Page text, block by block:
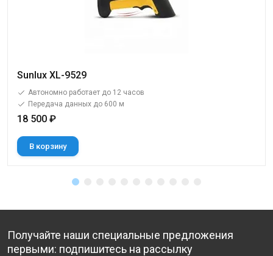
Sunlux XL-9529
Автономно работает до 12 часов
Передача данных до 600 м
18 500 ₽
В корзину
Получайте наши специальные предложения
первыми: подпишитесь на рассылку